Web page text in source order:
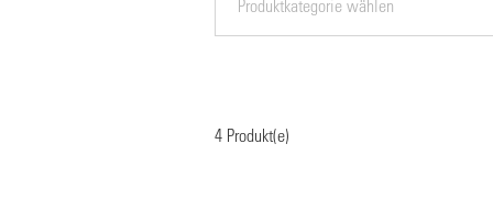
4 Produkt(e)